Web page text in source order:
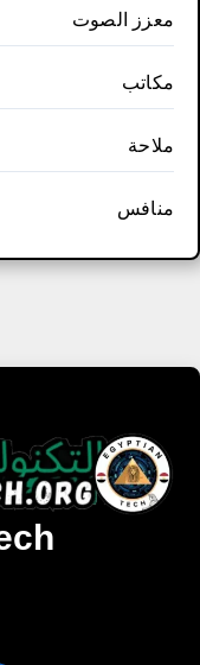
معزز الصوت
مكاتب
ملاحة
منافس